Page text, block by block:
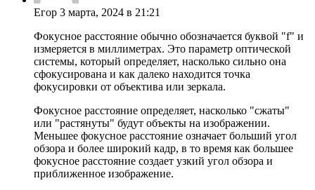
Егор 3 марта, 2024 в 21:21
Фокусное расстояние обычно обозначается буквой "f" и
измеряется в миллиметрах. Это параметр оптической
системы, который определяет, насколько сильно она
сфокусирована и как далеко находится точка
фокусировки от объектива или зеркала.
Фокусное расстояние определяет, насколько "сжаты"
или "растянуты" будут объекты на изображении.
Меньшее фокусное расстояние означает больший угол
обзора и более широкий кадр, в то время как большее
фокусное расстояние создает узкий угол обзора и
приближенное изображение.